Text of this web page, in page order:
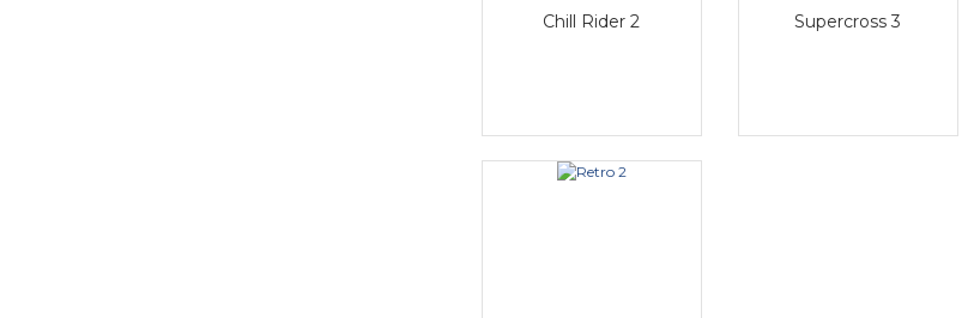
Chill Rider 2
Supercross 3